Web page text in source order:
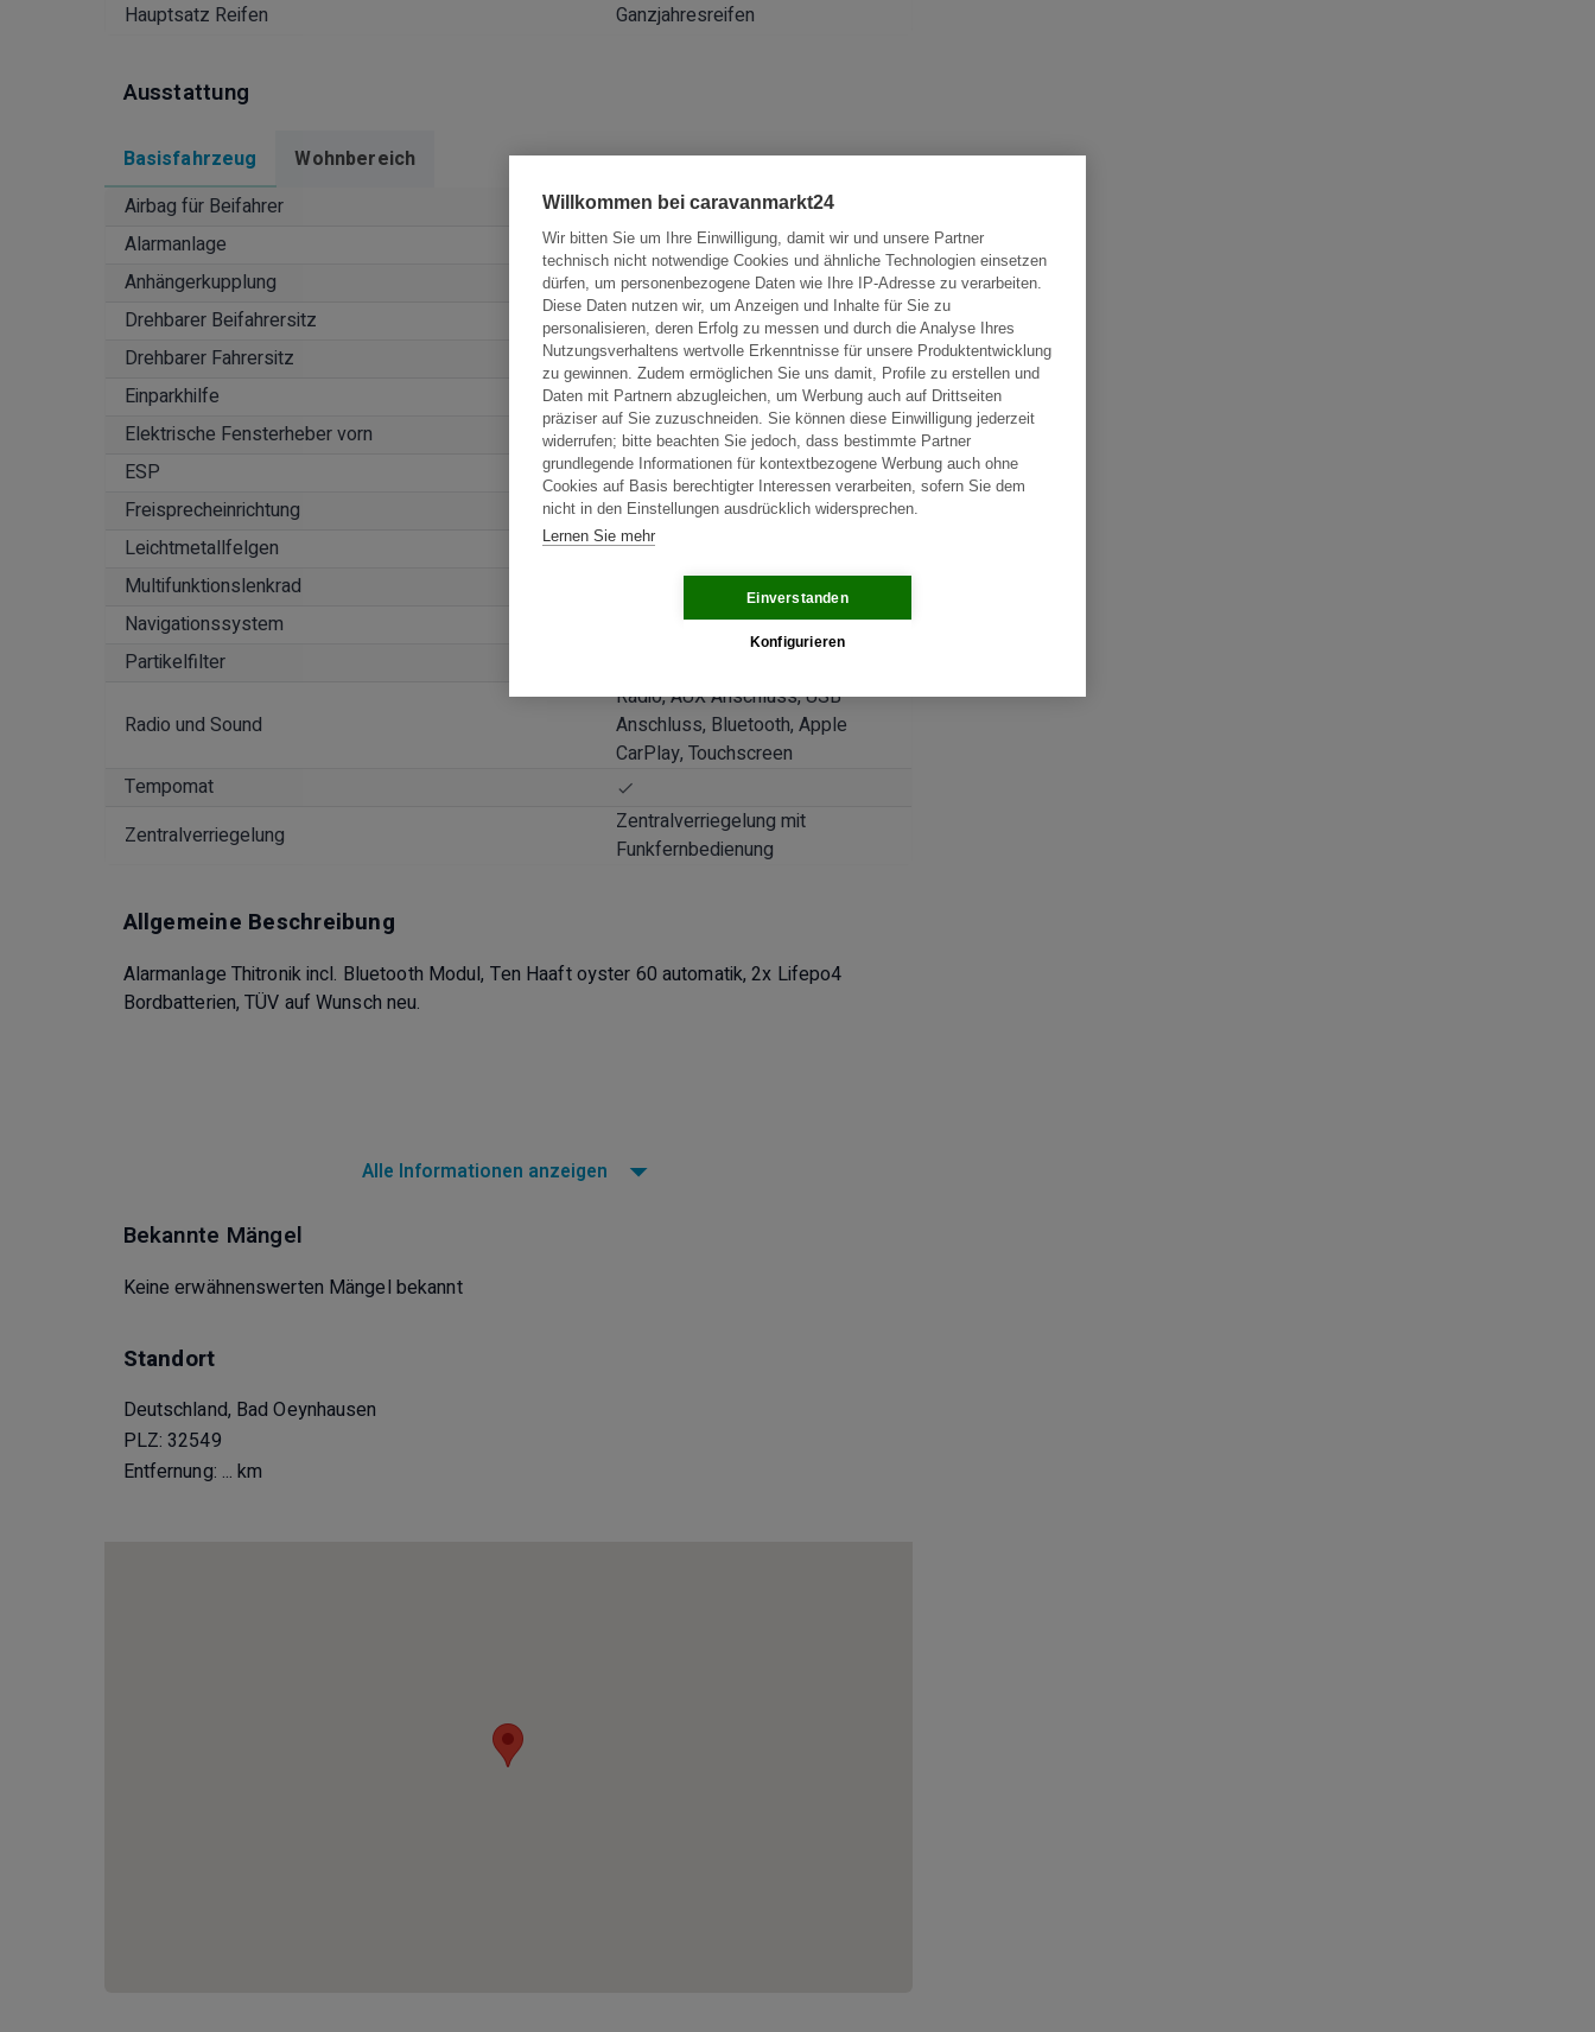
Hauptsatz Reifen
Ganzjahresreifen
Ausstattung
Basisfahrzeug
Wohnbereich
Airbag für Beifahrer
Alarmanlage
Anhängerkupplung
Drehbarer Beifahrersitz
Drehbarer Fahrersitz
Einparkhilfe
Kamera
Elektrische Fensterheber vorn
ESP
Freisprecheinrichtung
Leichtmetallfelgen
Multifunktionslenkrad
Navigationssystem
Partikelfilter
Radio und Sound
Radio, AUX Anschluss, USB
Anschluss, Bluetooth, Apple
CarPlay, Touchscreen
Tempomat
Zentralverriegelung
Zentralverriegelung mit
Funkfernbedienung
Allgemeine Beschreibung
Alarmanlage Thitronik incl. Bluetooth Modul, Ten Haaft oyster 60 automatik, 2x Lifepo4
Bordbatterien, TÜV auf Wunsch neu.
Alle Informationen anzeigen
Bekannte Mängel
Keine erwähnenswerten Mängel bekannt
Standort
Deutschland, Bad Oeynhausen
PLZ: 32549
Entfernung: ... km
Willkommen bei caravanmarkt24
Wir bitten Sie um Ihre Einwilligung, damit wir und unsere Partner
technisch nicht notwendige Cookies und ähnliche Technologien einsetzen
dürfen, um personenbezogene Daten wie Ihre IP-Adresse zu verarbeiten.
Diese Daten nutzen wir, um Anzeigen und Inhalte für Sie zu
personalisieren, deren Erfolg zu messen und durch die Analyse Ihres
Nutzungsverhaltens wertvolle Erkenntnisse für unsere Produktentwicklung
zu gewinnen. Zudem ermöglichen Sie uns damit, Profile zu erstellen und
Daten mit Partnern abzugleichen, um Werbung auch auf Drittseiten
präziser auf Sie zuzuschneiden. Sie können diese Einwilligung jederzeit
widerrufen; bitte beachten Sie jedoch, dass bestimmte Partner
grundlegende Informationen für kontextbezogene Werbung auch ohne
Cookies auf Basis berechtigter Interessen verarbeiten, sofern Sie dem
nicht in den Einstellungen ausdrücklich widersprechen.
Lernen Sie mehr
Einverstanden
Konfigurieren